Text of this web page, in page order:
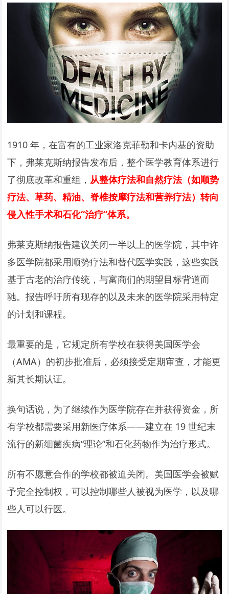
1910 年，在富有的工业家洛克菲勒和卡内基的资助
下，弗莱克斯纳报告发布后，整个医学教育体系进行
了彻底改革和重组， 从整体疗法和自然疗法（如顺势
疗法、草药、精油、脊椎按摩疗法和营养疗法）转向
侵入性手术和石化“治疗”体系。
弗莱克斯纳报告建议关闭一半以上的医学院，其中许
多医学院都采用顺势疗法和替代医学实践，这些实践
基于古老的治疗传统，与富商们的期望目标背道而
驰。报告呼吁所有现存的以及未来的医学院采用特定
的计划和课程。
最重要的是，它规定所有学校在获得美国医学会
（AMA）的初步批准后，必须接受定期审查，才能更
新其长期认证。
换句话说，为了继续作为医学院存在并获得资金，所
有学校都需要采用新医疗体系——建立在 19 世纪末
流行的新细菌疾病“理论”和石化药物作为治疗形式。
所有不愿意合作的学校都被迫关闭。美国医学会被赋
予完全控制权，可以控制哪些人被视为医学，以及哪
些人可以行医。